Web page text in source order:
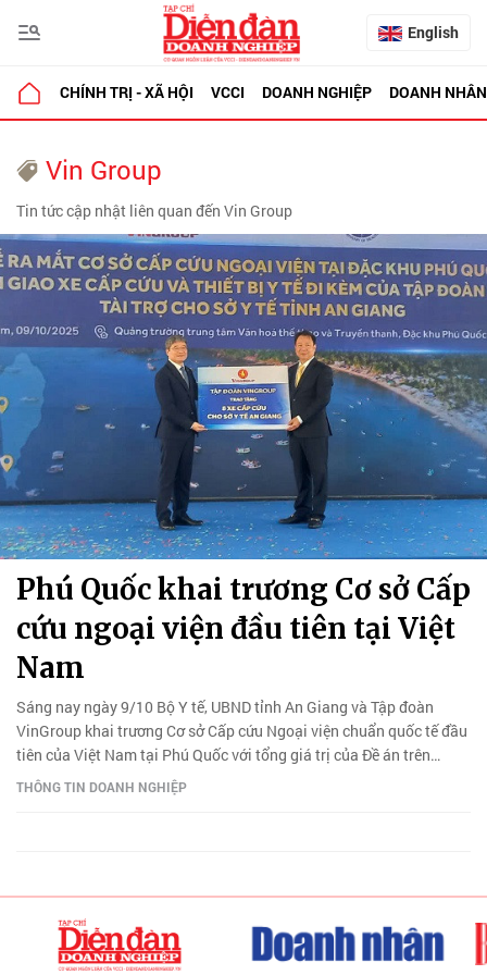
English
CHÍNH TRỊ - XÃ HỘI VCCI DOANH NGHIỆP DOANH NHÂN
Vin Group
Tin tức cập nhật liên quan đến Vin Group
Phú Quốc khai trương Cơ sở Cấp
cứu ngoại viện đầu tiên tại Việt
Nam
Sáng nay ngày 9/10 Bộ Y tế, UBND tỉnh An Giang và Tập đoàn
VinGroup khai trương Cơ sở Cấp cứu Ngoại viện chuẩn quốc tế đầu
tiên của Việt Nam tại Phú Quốc với tổng giá trị của Đề án trên
1.000 tỷ đồng.
THÔNG TIN DOANH NGHIỆP